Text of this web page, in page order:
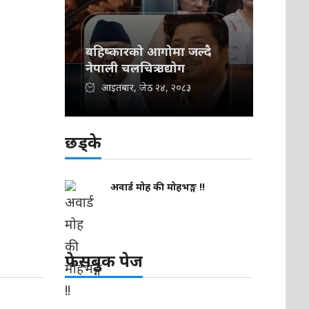
बहिष्कारको आगोमा जल्दै
नेपाली चलचित्र उद्योग
आइतबार, जेठ २४, २०८३
छड्के
अवार्ड मोह की मोहभङ्ग !!
फेसबुक पेज